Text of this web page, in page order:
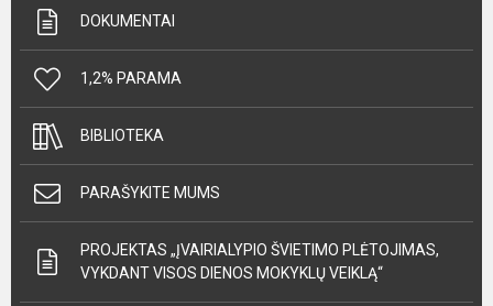
DOKUMENTAI
1,2% PARAMA
BIBLIOTEKA
PARAŠYKITE MUMS
PROJEKTAS „ĮVAIRIALYPIO ŠVIETIMO PLĖTOJIMAS,
VYKDANT VISOS DIENOS MOKYKLŲ VEIKLĄ“